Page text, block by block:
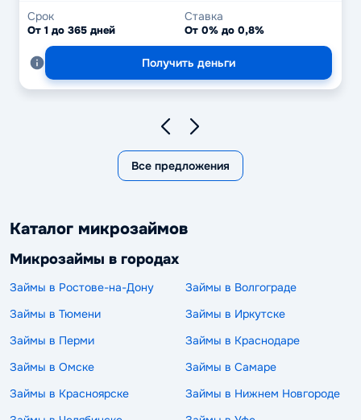
Срок
От 1 до 365 дней
Ставка
От 0% до 0,8%
Получить деньги
Все предложения
Каталог микрозаймов
Микрозаймы в городах
Займы в Ростове-на-Дону
Займы в Волгограде
Займы в Тюмени
Займы в Иркутске
Займы в Перми
Займы в Краснодаре
Займы в Омске
Займы в Самаре
Займы в Красноярске
Займы в Нижнем Новгороде